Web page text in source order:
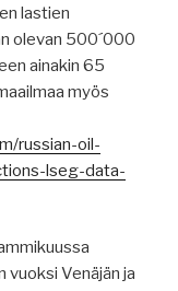
lastien
olevan 500´000
ainakin 65
myös
russian-oil-
lseg-data-
Venäjän ja